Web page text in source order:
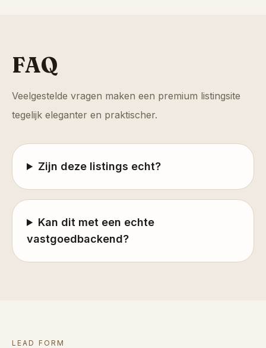
FAQ
Veelgestelde vragen maken een premium listingsite
tegelijk eleganter en praktischer.
Zijn deze listings echt?
Kan dit met een echte
vastgoedbackend?
LEAD FORM